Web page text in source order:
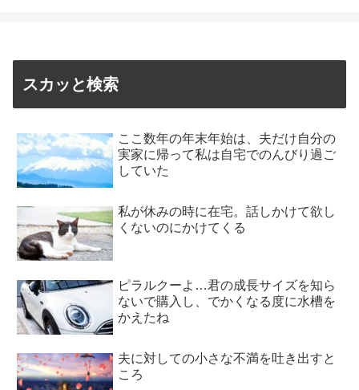
スカッと検索
ここ数年の年末年始は、夫だけ自分の
実家に帰って私は自宅でのんびり過ご
していた
私が休みの時に在宅。話しかけて欲し
くないのにかけてくる
ピラルクーよ…君の成長サイズを知ら
ないで購入し、でかくなる度に水槽を
かえたね
夫に対しての小さな不満を吐き出すと
ころ